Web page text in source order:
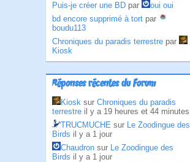
Puis-je créer une BD par
oui oui
bd encore supprimé à tort par
boudu113
Chroniques du paradis terrestre par
Kiosk
Réponses récentes du Forum
Kiosk sur Chroniques du paradis
terrestre il y a 19 heures et 44 minutes
TRUCMUCHE sur Le Zoodingue des
Birds il y a 1 jour
Chaudron sur Le Zoodingue des
Birds il y a 1 jour